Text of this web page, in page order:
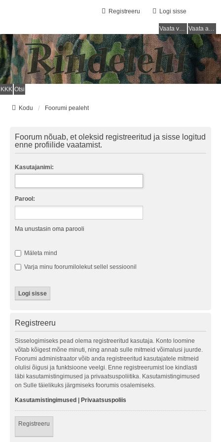
Logi sisse
Registreeru
Vaata vastamata teemasi Vaata aktiivseid teemasid
KKK Otsi
Kodu Foorumi pealeht
Foorum nõuab, et oleksid registreeritud ja sisse logitud
enne profiilide vaatamist.
Kasutajanimi:
Parool:
Ma unustasin oma parooli
Mäleta mind
Varja minu foorumilolekut sellel sessioonil
Registreeru
Sisselogimiseks pead olema registreeritud kasutaja. Konto loomine
võtab kõigest mõne minuti, ning annab sulle mitmeid võimalusi juurde.
Foorumi administraator võib anda registreeritud kasutajatele mitmeid
olulisi õigusi ja funktsioone veelgi. Enne registreerumist loe kindlasti
läbi kasutamistingimused ja privaatsuspoliitika. Kasutamistingimused
on Sulle täielikuks järgmiseks foorumis osalemiseks.
Kasutamistingimused Privaatsuspoliis
Registreeru